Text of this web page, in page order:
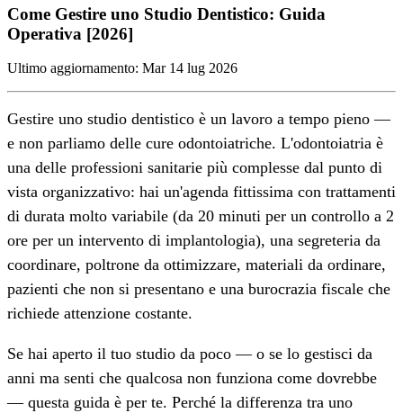
Come Gestire uno Studio Dentistico: Guida
Operativa [2026]
Ultimo aggiornamento: Mar 14 lug 2026
Gestire uno studio dentistico è un lavoro a tempo pieno —
e non parliamo delle cure odontoiatriche. L'odontoiatria è
una delle professioni sanitarie più complesse dal punto di
vista organizzativo: hai un'agenda fittissima con trattamenti
di durata molto variabile (da 20 minuti per un controllo a 2
ore per un intervento di implantologia), una segreteria da
coordinare, poltrone da ottimizzare, materiali da ordinare,
pazienti che non si presentano e una burocrazia fiscale che
richiede attenzione costante.
Se hai aperto il tuo studio da poco — o se lo gestisci da
anni ma senti che qualcosa non funziona come dovrebbe
— questa guida è per te. Perché la differenza tra uno